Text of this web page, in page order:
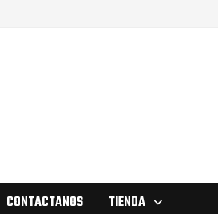
CONTACTANOS TIENDA